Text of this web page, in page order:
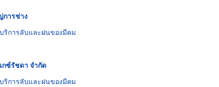
การช่าง
บริการลับและฝนของมีคม
กซ์รัชดา จำกัด
บริการลับและฝนของมีคม